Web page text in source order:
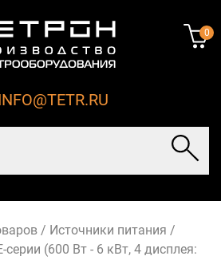
0
/ Источники питания /
(600 Вт - 6 кВт, 4 дисплея: